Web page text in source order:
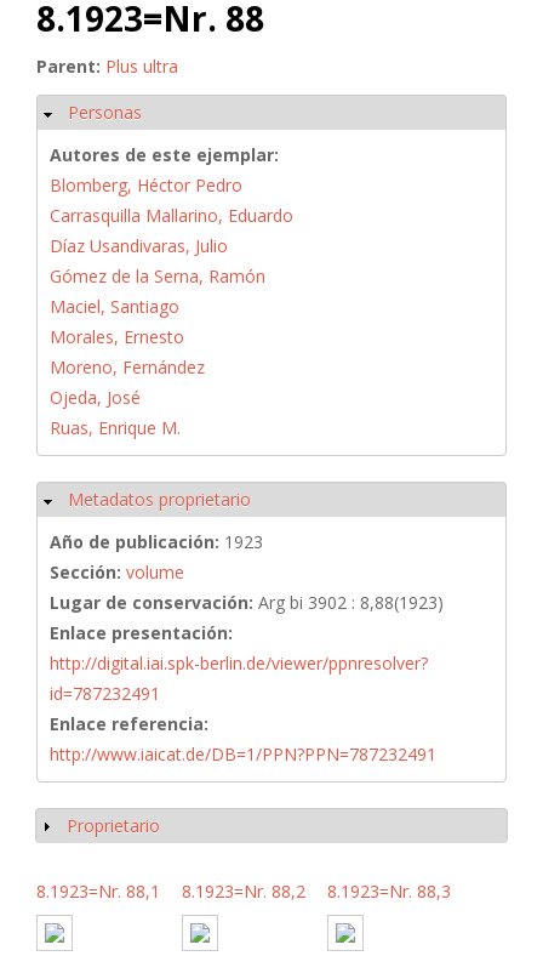
8.1923=Nr. 88
Parent: Plus ultra
Ocultar
Personas
Autores de este ejemplar:
Blomberg, Héctor Pedro
Carrasquilla Mallarino, Eduardo
Díaz Usandivaras, Julio
Gómez de la Serna, Ramón
Maciel, Santiago
Morales, Ernesto
Moreno, Fernández
Ojeda, José
Ruas, Enrique M.
Ocultar
Metadatos proprietario
Año de publicación: 1923
Sección: volume
Lugar de conservación: Arg bi 3902 : 8,88(1923)
Enlace presentación:
http://digital.iai.spk-berlin.de/viewer/ppnresolver?
id=787232491
Enlace referencia:
http://www.iaicat.de/DB=1/PPN?PPN=787232491
Mostrar
Proprietario
8.1923=Nr. 88,1 8.1923=Nr. 88,2 8.1923=Nr. 88,3